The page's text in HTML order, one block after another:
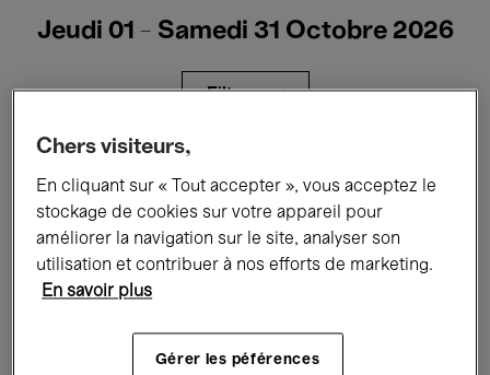
Jeudi 01 - Samedi 31 Octobre 2026
Filtres
Expositions Films Performances
Rencontres & Débats Jazz
Musique électronique
Chers visiteurs,
En cliquant sur « Tout accepter », vous acceptez le
stockage de cookies sur votre appareil pour
améliorer la navigation sur le site, analyser son
utilisation et contribuer à nos efforts de marketing.
En savoir plus
Gérer les péférences